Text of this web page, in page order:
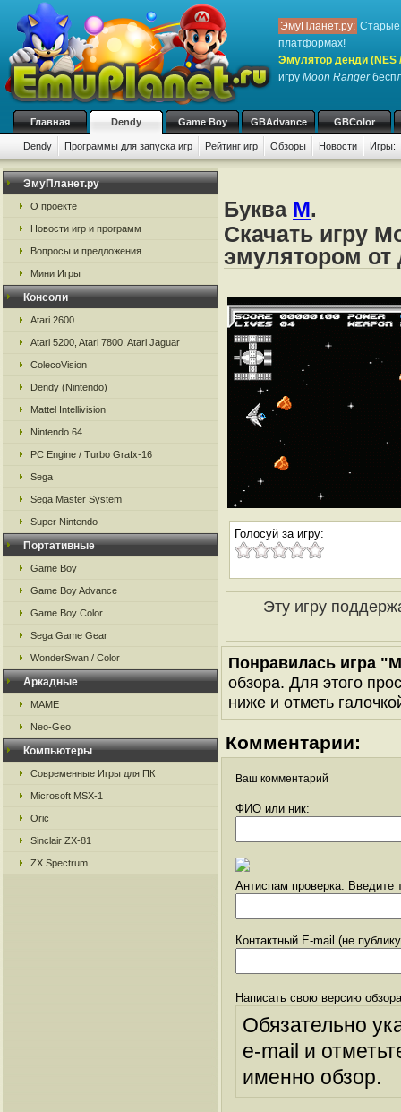
ЭмуПланет.ру: Старые
платформах!
Эмулятор денди (NES
игру Moon Ranger
Главная Dendy Game Boy GBAdvance GBColor
Dendy Программы для запуска игр Рейтинг игр Обзоры Новости Игры:
ЭмуПланет.ру
О проекте
Новости игр и программ
Вопросы и предложения
Мини Игры
Консоли
Atari 2600
Atari 5200, Atari 7800, Atari Jaguar
ColecoVision
Dendy (Nintendo)
Mattel Intellivision
Nintendo 64
PC Engine / Turbo Grafx-16
Sega
Sega Master System
Super Nintendo
Портативные
Game Boy
Game Boy Advance
Game Boy Color
Sega Game Gear
WonderSwan / Color
Аркадные
MAME
Neo-Geo
Компьютеры
Современные Игры для ПК
Microsoft MSX-1
Oric
Sinclair ZX-81
ZX Spectrum
Буква M.
Скачать игру
эмулятором от
Голосуй за игру:
Эту игру
Понравилась игра
обзора. Для этого
ниже и отметь
Комментарии:
Ваш комментарий
ФИО или ник:
Антиспам проверка: Введите
Контактный E-mail (не
Написать свою версию
Обязательно
e-mail и
именно обзор.